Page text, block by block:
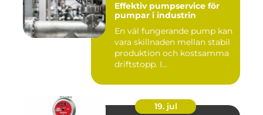
Effektiv pumpservice för
pumpar i industrin
En väl fungerande pump kan
vara skillnaden mellan stabil
produktion och kostsamma
driftstopp. I...
19. jul